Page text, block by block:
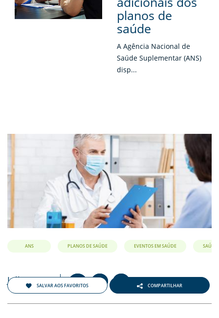
planos de
saúde
A Agência Nacional de
Saúde Suplementar (ANS)
disp...
ANS PLANOS DE SAÚDE EVENTOS EM SAÚDE SAÚDE
Julho 2021SALVAR AOS FAVORITOS COMPARTILHAR